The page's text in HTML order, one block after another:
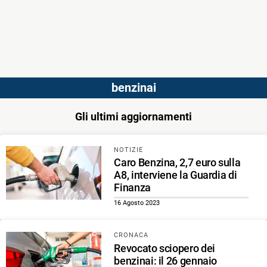
benzinai
Gli ultimi aggiornamenti
NOTIZIE
Caro Benzina, 2,7 euro sulla
A8, interviene la Guardia di
Finanza
16 Agosto 2023
CRONACA
Revocato sciopero dei
benzinai: il 26 gennaio